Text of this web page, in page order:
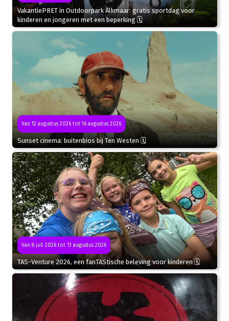
VakantiePRET in Outdoorpark Alkmaar: gratis sportdag voor
kinderen en jongeren met een beperking 🗓
Van 12 augustus 2026 tot 16 augustus 2026
Sunset cinema: buitenbios bij Ten Westen 🗓
Van 8 juli 2026 tot 13 augustus 2026
TAS-Venture 2026, een fanTAStische beleving voor kinderen 🗓